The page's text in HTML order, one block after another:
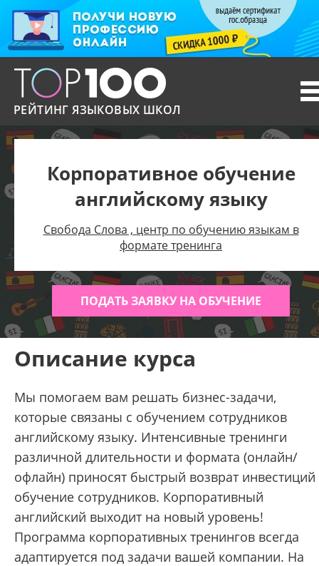
РЕЙТИНГ ЯЗЫКОВЫХ ШКОЛ
Корпоративное обучение
английскому языку
Свобода Слова , центр по обучению языкам в
формате тренинга
ПОДАТЬ ЗАЯВКУ НА ОБУЧЕНИЕ
Описание курса
Мы помогаем вам решать бизнес-задачи,
которые связаны с обучением сотрудников
английскому языку. Интенсивные тренинги
различной длительности и формата (онлайн/
офлайн) приносят быстрый возврат инвестиций
обучение сотрудников. Корпоративный
английский выходит на новый уровень!
Программа корпоративных тренингов всегда
адаптируется под задачи вашей компании. На